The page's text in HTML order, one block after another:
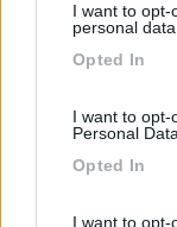
not limited to
use your data for
I want to opt-
personal data.
Opted In
I want to opt-
Personal Data.
Opted In
I want to opt-
Caratteristiche